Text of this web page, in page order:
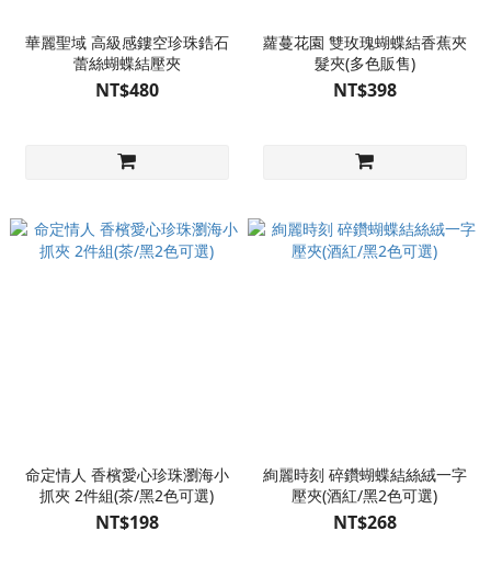
華麗聖域 高級感鏤空珍珠鋯石
蕾絲蝴蝶結壓夾
NT$480
蘿蔓花園 雙玫瑰蝴蝶結香蕉夾
髮夾(多色販售)
NT$398
命定情人 香檳愛心珍珠瀏海小
抓夾 2件組(茶/黑2色可選)
NT$198
絢麗時刻 碎鑽蝴蝶結絲絨一字
壓夾(酒紅/黑2色可選)
NT$268